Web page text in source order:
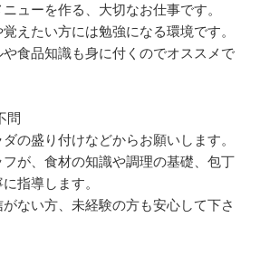
ューを作る、大切なお仕事です。
えたい方には勉強になる環境です。
食品知識も身に付くのでオススメで
問
の盛り付けなどからお願いします。
が、食材の知識や調理の基礎、包丁
指導します。
ない方、未経験の方も安心して下さ